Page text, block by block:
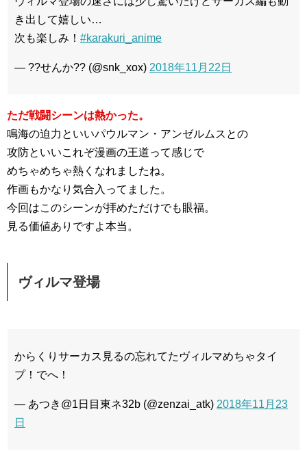
き出して嬉しい…
次も楽しみ！ #karakuri_anime
— ??せんか?? (@snk_xox) 2018年11月22日
ただ戦闘シーンは熱かった。
鳴海の迫力といいパウルマン・アンゼルムスとの
攻防といいこれぞ漫画の王道って感じで
めちゃめちゃ熱くなれましたね。
作画もかなり気合入ってました。
今回はこのシーンが拝めただけでも眼福。
見る価値ありですよ本当。
ヴィルマ登場
からくりサーカス見るの忘れてたヴィルマめちゃタイ
プ！でへ！
— あつき@1日目東ネ32b (@zenzai_atk) 2018年11月23
日